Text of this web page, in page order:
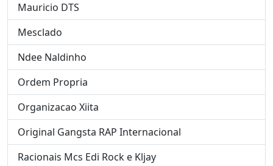
Mauricio DTS
Mesclado
Ndee Naldinho
Ordem Propria
Organizacao Xiita
Original Gangsta RAP Internacional
Racionais Mcs Edi Rock e Kljay